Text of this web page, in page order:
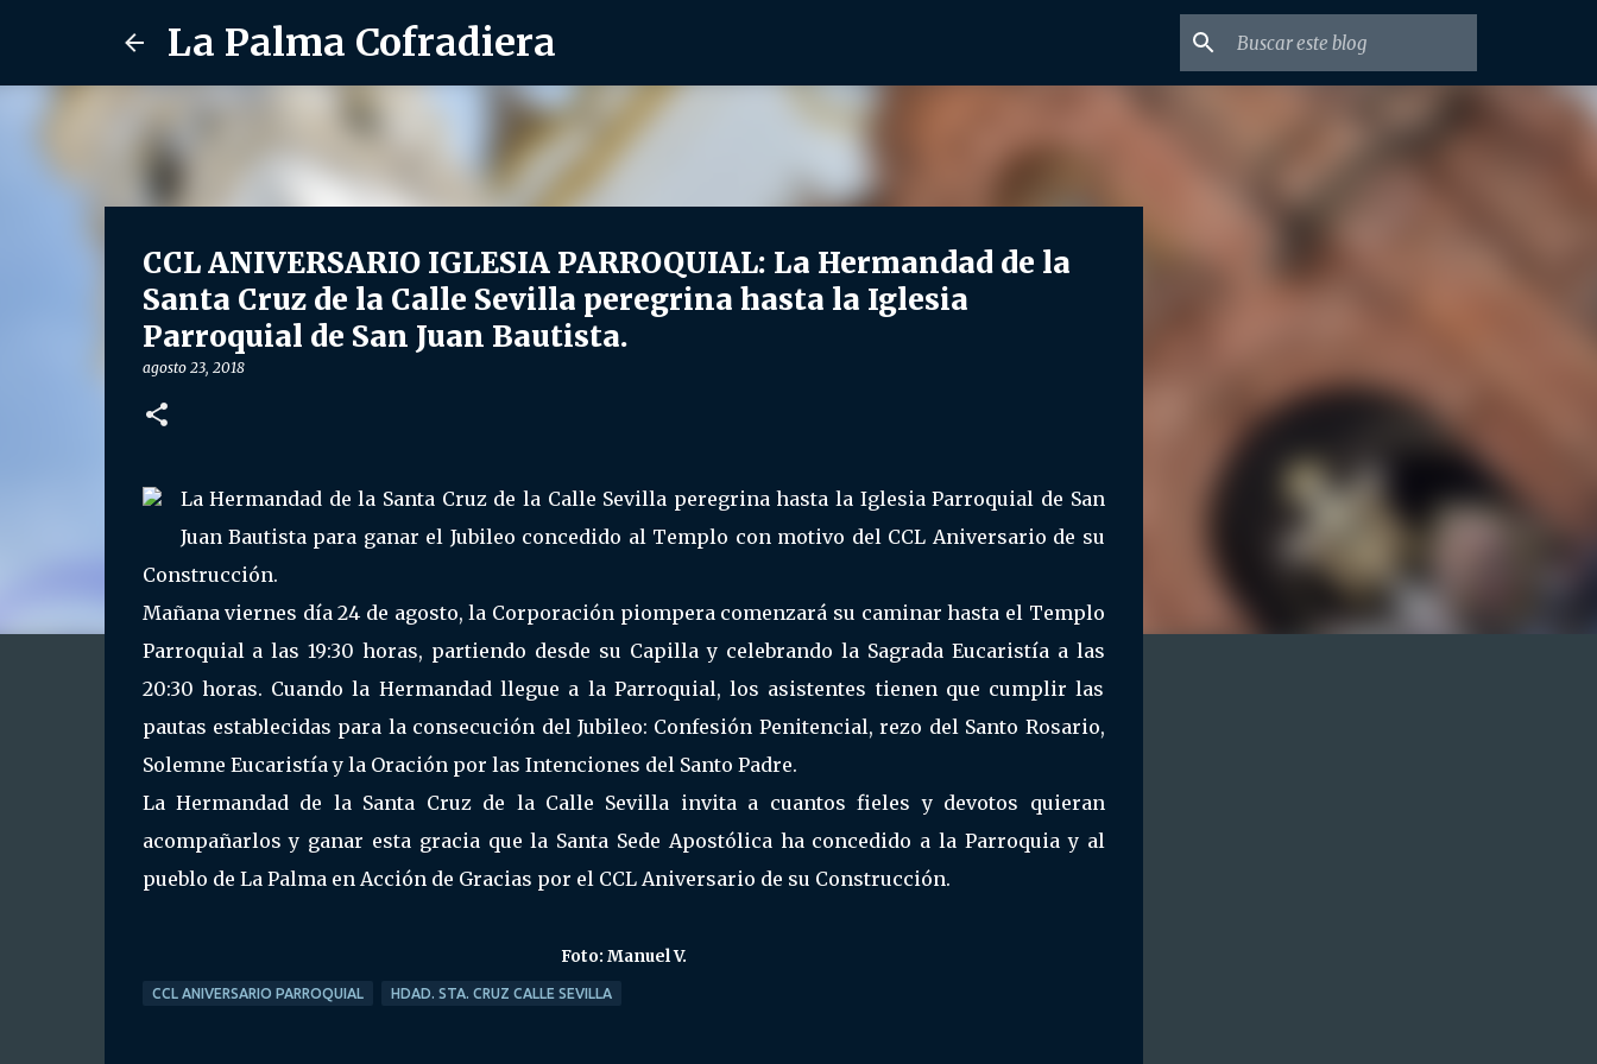
La Palma Cofradiera
CCL ANIVERSARIO IGLESIA PARROQUIAL: La Hermandad de la
Santa Cruz de la Calle Sevilla peregrina hasta la Iglesia
Parroquial de San Juan Bautista.
agosto 23, 2018
La Hermandad de la Santa Cruz de la Calle Sevilla peregrina hasta la Iglesia Parroquial de San
Juan Bautista para ganar el Jubileo concedido al Templo con motivo del CCL Aniversario de su
Construcción.
Mañana viernes día 24 de agosto, la Corporación piompera comenzará su caminar hasta el Templo
Parroquial a las 19:30 horas, partiendo desde su Capilla y celebrando la Sagrada Eucaristía a las
20:30 horas. Cuando la Hermandad llegue a la Parroquial, los asistentes tienen que cumplir las
pautas establecidas para la consecución del Jubileo: Confesión Penitencial, rezo del Santo Rosario,
Solemne Eucaristía y la Oración por las Intenciones del Santo Padre.
La Hermandad de la Santa Cruz de la Calle Sevilla invita a cuantos fieles y devotos quieran
acompañarlos y ganar esta gracia que la Santa Sede Apostólica ha concedido a la Parroquia y al
pueblo de La Palma en Acción de Gracias por el CCL Aniversario de su Construcción.
Foto: Manuel V.
CCL ANIVERSARIO PARROQUIAL HDAD. STA. CRUZ CALLE SEVILLA